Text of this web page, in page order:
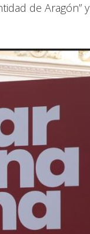
de Aragón”